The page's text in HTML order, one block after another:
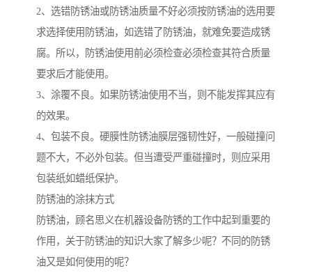
2、选错防锈油或防锈油质量不好必须按防锈油的选用要
求选择使用防锈油，如选错了防锈油，就难免要造成锈
腐。所以，防锈油使用前必须检查必须检查其符合质量
要求后才能使用。
3、涂覆不良。如果防锈油使用不当，则不能发挥其应有
的效果。
4、包装不良。硬膜性防锈油膜层强韧性好，一般碰撞问
题不大，不必外包装。但当遭受严重碰撞时，则应采用
包装纸如蜡纸保护。
防锈油的涂抹方式
防锈油，顾名思义在机器设备防锈的工作中起到重要的
作用，关于防锈油的知识大家了解多少呢？不同的防锈
油又是如何使用的呢？